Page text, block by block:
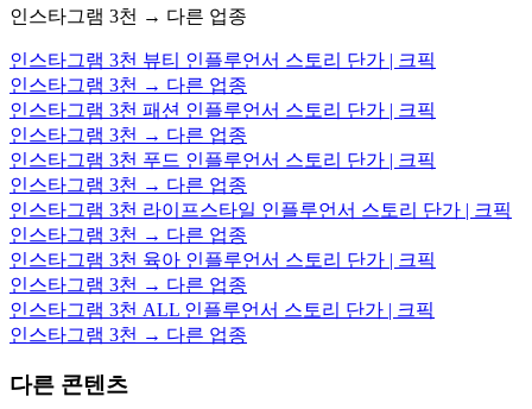
인스타그램 3천 → 다른 업종
인스타그램 3천 뷰티 인플루언서 스토리 단가 | 크픽
인스타그램 3천 → 다른 업종
인스타그램 3천 패션 인플루언서 스토리 단가 | 크픽
인스타그램 3천 → 다른 업종
인스타그램 3천 푸드 인플루언서 스토리 단가 | 크픽
인스타그램 3천 → 다른 업종
인스타그램 3천 라이프스타일 인플루언서 스토리 단가 | 크픽
인스타그램 3천 → 다른 업종
인스타그램 3천 육아 인플루언서 스토리 단가 | 크픽
인스타그램 3천 → 다른 업종
인스타그램 3천 ALL 인플루언서 스토리 단가 | 크픽
인스타그램 3천 → 다른 업종
다른 콘텐츠